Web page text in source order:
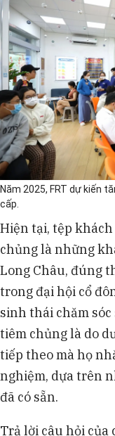
Năm 2025, FRT dự kiến
cấp.
Hiện tại, tệp
chủng là những
Long Châu, đúng
trong đại hội cổ
sinh thái chăm
tiêm chủng là do
tiếp theo mà họ
nghiệm, dựa trên
đã có sẵn.
Trả lời câu hỏi của